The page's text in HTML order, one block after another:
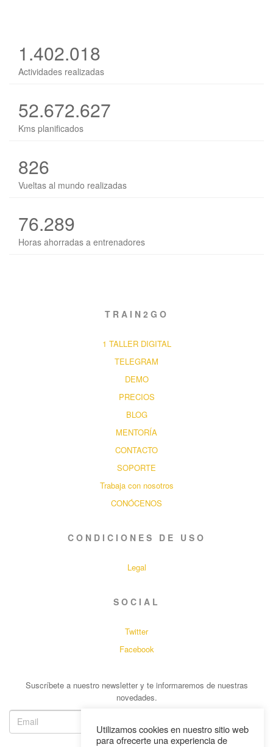
1.402.018
Actividades realizadas
52.672.627
Kms planificados
826
Vueltas al mundo realizadas
76.289
Horas ahorradas a entrenadores
TRAIN2GO
1 TALLER DIGITAL
TELEGRAM
DEMO
PRECIOS
BLOG
MENTORÍA
CONTACTO
SOPORTE
Trabaja con nosotros
CONÓCENOS
CONDICIONES DE USO
Legal
SOCIAL
Twitter
Facebook
Suscríbete a nuestro newsletter y te informaremos de nuestras
novedades.
Utilizamos cookies en nuestro sitio web
para ofrecerte una experiencia de